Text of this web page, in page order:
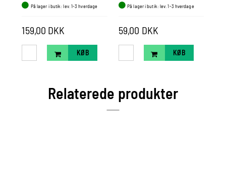
På lager i butik: lev. 1-3 hverdage
159,00 DKK
KØB
På lager i butik: lev. 1-3 hverdage
59,00 DKK
KØB
Relaterede produkter